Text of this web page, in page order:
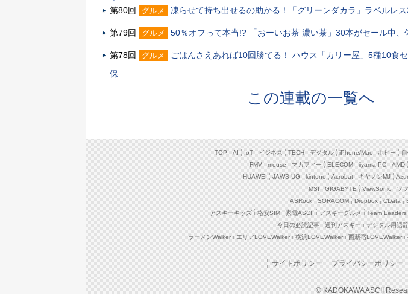
第80回
グルメ 凍らせて持ち出せるの助かる！「グリーンダカラ」ラベルレ
第79回 グルメ 50％オフって本当!? 「おーいお茶 濃い茶」30本がセール中、
第78回 グルメ
ごはんさえあれば10回勝てる！ ハウス「カリー屋」5種10食
保
この連載の一覧へ
TOP AI IoT ビジネス TECH デジタル iPhone/Mac ホビー
FMV
mouse マカフィー ELECOM iiyama PC AMD
HUAWEI
JAWS-UG kintone Acrobat キヤノンMJ
MSI
GIGABYTE ViewSonic ソ
ASRock
SORACOM Dropbox CData
アスキーキッズ
格安SIM 家電ASCII アスキーグルメ Team Leaders
今日の必読記事
週刊アスキー デジタル用語
ラーメンWalker
エリアLOVEWalker 横浜LOVEWalker 西新宿LOVEWalker
サイトポリシー プライバシーポリシー
© KADOKAWA ASCII